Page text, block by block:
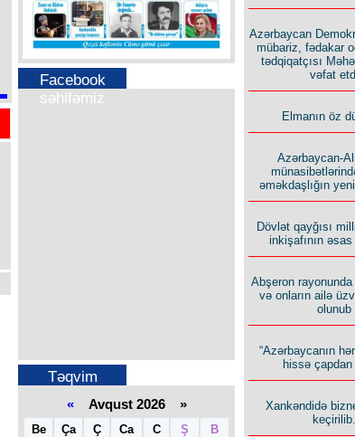
Facebook
səhifəmiz
Təqvim
«Avqust 2026 »
Be Ça Ç Ca C Ş
B
Azərbaycan
mübariz, fədakar
tədqiqatçısı
vəfat
Elmanın öz
Azərbaycan-
əməkdaşlığın
Dövlət qayğısı
inkişafının
Abşeron
və onların ailə
olunub
“Azərbaycanın
hissə çapdan
Xankəndidə
keçirilib.